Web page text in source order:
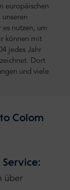
europäischen
es nutzen, um
können mit
jedes Jahr
Dort
und viele
Colom
über